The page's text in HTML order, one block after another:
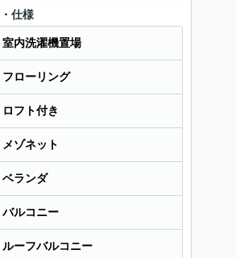
仕様
室内洗濯機置場
フローリング
ロフト付き
メゾネット
ベランダ
バルコニー
ルーフバルコニー